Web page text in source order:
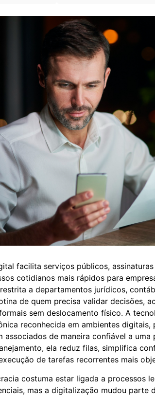
facilita serviços públicos,
cotidianos mais rápidos para
a departamentos jurídicos,
de quem precisa validar decisões,
sem deslocamento físico. A
reconhecida em ambientes
associados de maneira confiável a
ela reduz filas, simplifica
de tarefas recorrentes mais
costuma estar ligada a processos
mas a digitalização mudou parte